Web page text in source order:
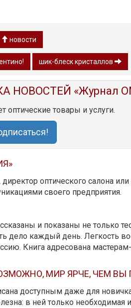
новости
шик-блеск кристаллов
НОВОСТЕЙ «Журнал
оптические товары и услуги.
оптического салона
своего предприятия.
и показаны не только
каждый день. Легкость
Книга адресована
МИР ЯРЧЕ, ЧЕМ ВЫ
доступным даже для
в ней только необходимая